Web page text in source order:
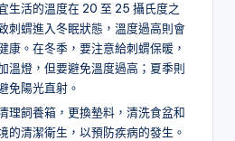
生活的溫度在 20 至 25 攝氏度之
刺蝟進入冬眠狀態，溫度過高則會
康。在冬季，要注意給刺蝟保暖，
溫燈，但要避免溫度過高；夏季則
免陽光直射。
理飼養箱，更換墊料，清洗食盆和
的清潔衛生，以預防疾病的發生。